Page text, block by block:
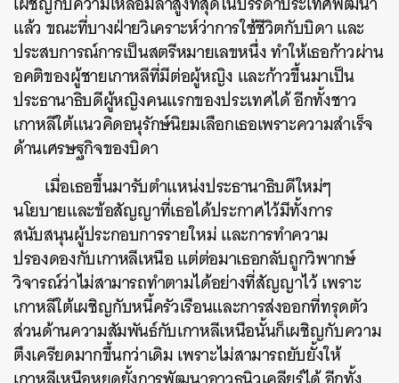
แล้ว ขณะที่บางฝ่ายวิเคราะห์ว่าการใช้ชีวิตกับบิดา และ
ประสบการณ์การเป็นสตรีหมายเลขหนึ่ง ทำให้เธอก้าวผ่าน
อคติของผู้ชายเกาหลีที่มีต่อผู้หญิง และก้าวขึ้นมาเป็น
ประธานาธิบดีผู้หญิงคนแรกของประเทศได้ อีกทั้งชาว
เกาหลีใต้แนวคิดอนุรักษ์นิยมเลือกเธอเพราะความสำเร็จ
ด้านเศรษฐกิจของบิดา
เมื่อเธอขึ้นมารับตำแหน่งประธานาธิบดีใหม่ๆ
นโยบายและข้อสัญญาที่เธอได้ประกาศไว้มีทั้งการ
สนับสนุนผู้ประกอบการรายใหม่ และการทำความ
ปรองดองกับเกาหลีเหนือ แต่ต่อมาเธอกลับถูกวิพากษ์
วิจารณ์ว่าไม่สามารถทำตามได้อย่างที่สัญญาไว้ เพราะ
เกาหลีใต้เผชิญกับหนี้ครัวเรือนและการส่งออกที่ทรุดตัว
ส่วนด้านความสัมพันธ์กับเกาหลีเหนือนั้นก็เผชิญกับความ
ตึงเครียดมากขึ้นกว่าเดิม เพราะไม่สามารถยับยั้งให้